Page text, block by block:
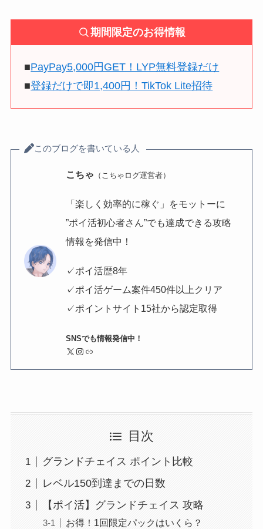
期間限定のお得情報
■PayPay5,000円GET！LYP無料登録だけ
■登録だけで即1,400円！TikTok Lite招待
このブログを書いている人
こちゃ （こちゃログ運営者）
「楽しく効率的に稼ぐ」をモットーに
”ポイ活初心者さん”でも達成できる攻略
情報を発信中！
✓ポイ活歴8年
✓ポイ活ゲーム案件450件以上クリア
✓ポイントサイト15社から認定取得
SNSでも情報発信中！
X Instagram リンク
目次
グランドチェイス ポイント比較
レベル150到達までの日数
【ポイ活】グランドチェイス 攻略
お得！1回限定パックはいくら？